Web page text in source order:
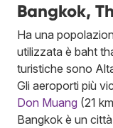
Bangkok,
Ha una
utilizzata è baht
turistiche sono
Gli aeroporti più
Don Muang (21
Bangkok è un